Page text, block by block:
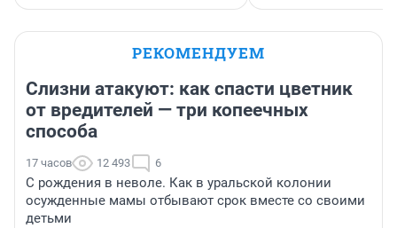
РЕКОМЕНДУЕМ
Слизни атакуют: как спасти цветник
от вредителей — три копеечных
способа
17 часов 12 493 6
С рождения в неволе. Как в уральской колонии
осужденные мамы отбывают срок вместе со своими
детьми